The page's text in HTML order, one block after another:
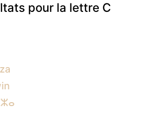
pour la lettre C